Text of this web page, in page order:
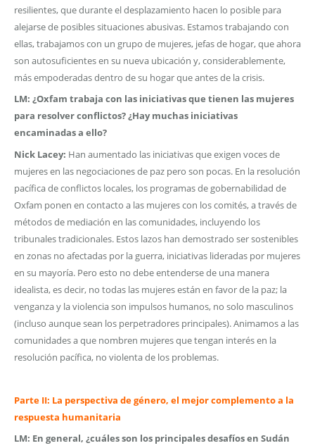
resilientes, que durante el desplazamiento hacen lo posible para
alejarse de posibles situaciones abusivas. Estamos trabajando con
ellas, trabajamos con un grupo de mujeres, jefas de hogar, que ahora
son autosuficientes en su nueva ubicación y, considerablemente,
más empoderadas dentro de su hogar que antes de la crisis.
LM: ¿Oxfam trabaja con las iniciativas que tienen las mujeres
para resolver conflictos? ¿Hay muchas iniciativas
encaminadas a ello?
Nick Lacey: Han aumentado las iniciativas que exigen voces de
mujeres en las negociaciones de paz pero son pocas. En la resolución
pacífica de conflictos locales, los programas de gobernabilidad de
Oxfam ponen en contacto a las mujeres con los comités, a través de
métodos de mediación en las comunidades, incluyendo los
tribunales tradicionales. Estos lazos han demostrado ser sostenibles
en zonas no afectadas por la guerra, iniciativas lideradas por mujeres
en su mayoría. Pero esto no debe entenderse de una manera
idealista, es decir, no todas las mujeres están en favor de la paz; la
venganza y la violencia son impulsos humanos, no solo masculinos
(incluso aunque sean los perpetradores principales). Animamos a las
comunidades a que nombren mujeres que tengan interés en la
resolución pacífica, no violenta de los problemas.
Parte II: La perspectiva de género, el mejor complemento a la
respuesta humanitaria
LM: En general, ¿cuáles son los principales desafíos en Sudán